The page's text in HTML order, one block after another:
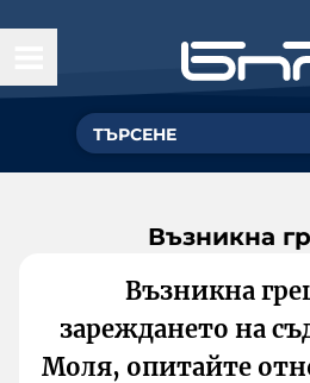
Възникна
Възникна
зареждането на
Моля, опитайте